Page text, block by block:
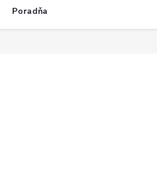
Poradňa